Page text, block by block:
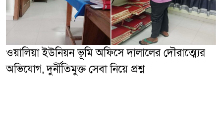
ওয়ালিয়া ইউনিয়ন ভূমি অফিসে দালালের দৌরাত্ম্যের
অভিযোগ, দুর্নীতিমুক্ত সেবা নিয়ে প্রশ্ন